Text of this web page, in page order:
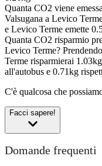
Quanta CO2 viene
Valsugana a Levico
e Levico Terme emette
Quanta CO2 risparmio
Levico Terme?
Terme risparmierai
all'autobus e 0.71kg
C'è qualcosa che
Facci sapere!
Domande frequenti